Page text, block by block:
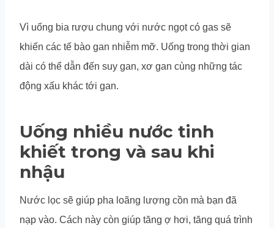
Vì uống bia rượu chung với nước ngọt có gas sẽ
khiến các tế bào gan nhiễm mỡ. Uống trong thời gian
dài có thể dẫn đến suy gan, xơ gan cùng những tác
động xấu khác tới gan.
Uống nhiều nước tinh
khiết trong và sau khi
nhậu
Nước lọc sẽ giúp pha loãng lượng cồn mà bạn đã
nạp vào. Cách này còn giúp tăng ợ hơi, tăng quá trình